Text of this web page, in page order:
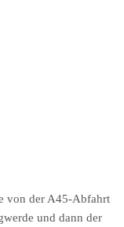
von der A45-Abfahrt
und dann der